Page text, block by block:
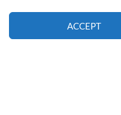
ACCEPT